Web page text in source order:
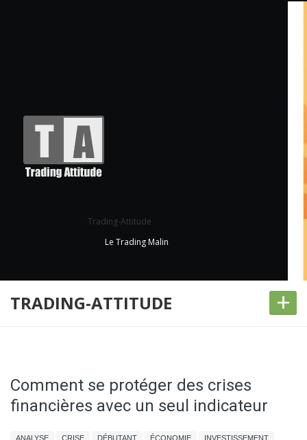
Trading-Attitude
Le Trading Malin
TRADING-ATTITUDE +
Comment se protéger des crises
financières avec un seul indicateur
ANALYSE CRISE DÉBUTANT ÉCONOMIE
INVESTISSEMENT